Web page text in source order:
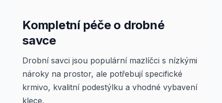
Kompletní péče o drobné
savce
Drobní savci jsou populární mazlíčci s nízkými
nároky na prostor, ale potřebují specifické
krmivo, kvalitní podestýlku a vhodné vybavení
klece.